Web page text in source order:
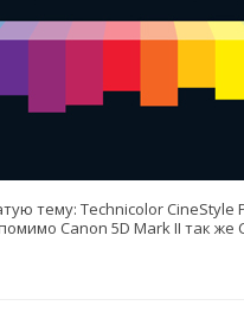
тему: Technicolor CineStyle
Canon 5D Mark II так же